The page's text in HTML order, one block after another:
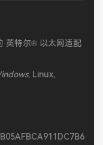
英特尔® 以太网适配
, Linux,